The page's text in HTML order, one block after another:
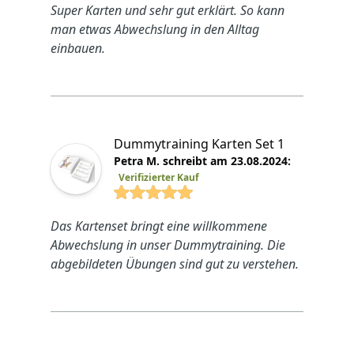
Super Karten und sehr gut erklärt. So kann
man etwas Abwechslung in den Alltag
einbauen.
Dummytraining Karten Set 1
Petra M. schreibt am 23.08.2024:
Verifizierter Kauf
Das Kartenset bringt eine willkommene
Abwechslung in unser Dummytraining. Die
abgebildeten Übungen sind gut zu verstehen.